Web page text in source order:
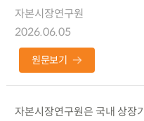
자본시장연구원
2026.06.05
원문보기
자본시장연구원은 국내 상장